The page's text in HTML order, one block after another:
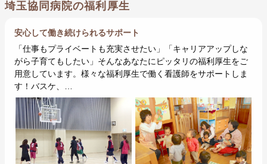
埼玉協同病院の福利厚生
安心して働き続けられるサポート
「仕事もプライベートも充実させたい」「キャリアアップしな
がら子育てもしたい」そんなあなたにピッタリの福利厚生をご
用意しています。様々な福利厚生で働く看護師をサポートしま
す！バスケ、…